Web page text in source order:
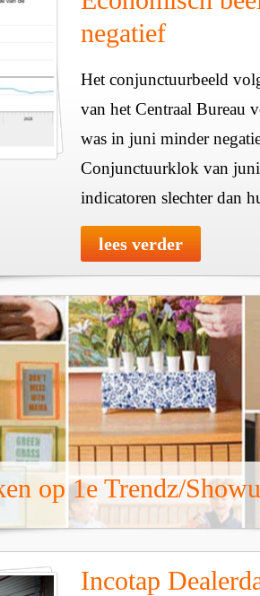
negatief
Het conjunctuurbeeld
van het Centraal Bureau
was in juni minder
Conjunctuurklok van juni
indicatoren slechter dan
lees verder
op 1e Trendz/
Incotap